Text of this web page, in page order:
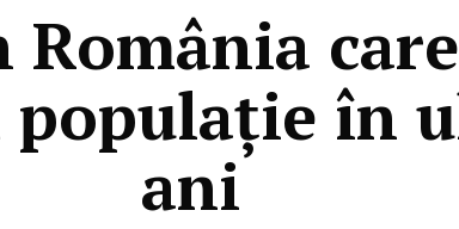
România
populație în
ani